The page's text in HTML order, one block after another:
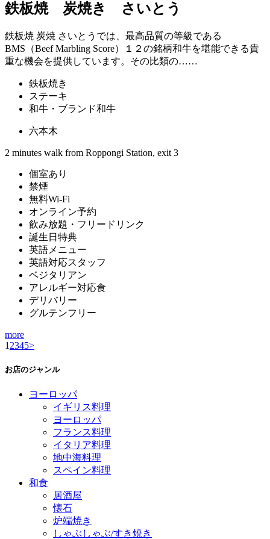
鉄板焼 炭焼き さいとう
鉄板焼 炭焼 さいとうでは、最高品質の等級である
BMS（Beef Marbling Score）１２の銘柄和牛を堪能できる貴
重な機会を提供しています。その比類の……
鉄板焼き
ステーキ
和牛・ブランド和牛
六本木
2 minutes walk from Roppongi Station, exit 3
個室あり
禁煙
無料Wi-Fi
オンライン予約
飲み放題・フリードリンク
誕生日特典
英語メニュー
英語対応スタッフ
ベジタリアン
アレルギー対応食
デリバリー
グルテンフリー
more
1 2345>
お店のジャンル
ヨーロッパ
イギリス料理
ヨーロッパ
フランス料理
イタリア料理
地中海料理
スペイン料理
和食
居酒屋
懐石
炉端焼き
しゃぶしゃぶ/すき焼き